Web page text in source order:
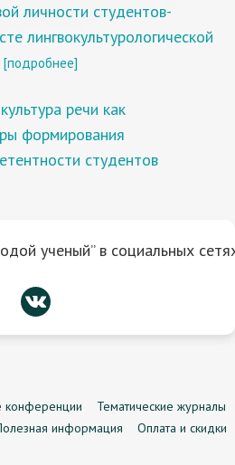
личности студентов-
лингвокультурологической
[подробнее]
речи как
формирования
студентов
ученый” в социальных
конференции
Тематические журналы
информация
Оплата и скидки